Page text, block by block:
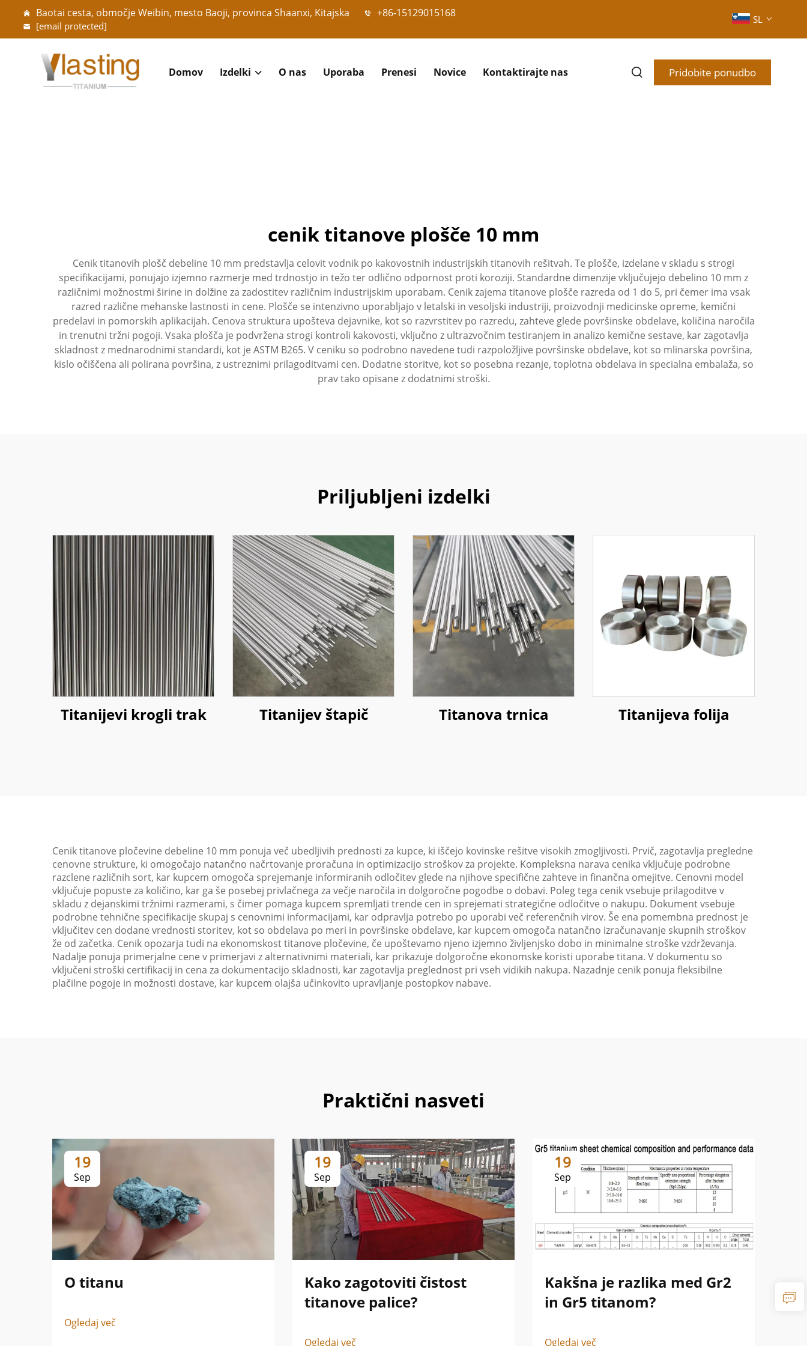
Baotai cesta, območje Weibin, mesto Baoji, provinca Shaanxi, Kitajska +86-15129015168
[email protected]
SL
Domov Izdelki O nas Uporaba Prenesi Novice Kontaktirajte nas Pridobite ponudbo
cenik titanove plošče 10 mm
Cenik titanovih plošč debeline 10 mm predstavlja celovit vodnik po kakovostnih industrijskih titanovih rešitvah. Te plošče, izdelane v skladu s strogi
specifikacijami, ponujajo izjemno razmerje med trdnostjo in težo ter odlično odpornost proti koroziji. Standardne dimenzije vključujejo debelino 10 mm z
različnimi možnostmi širine in dolžine za zadostitev različnim industrijskim uporabam. Cenik zajema titanove plošče razreda od 1 do 5, pri čemer ima vsak
razred različne mehanske lastnosti in cene. Plošče se intenzivno uporabljajo v letalski in vesoljski industriji, proizvodnji medicinske opreme, kemični
predelavi in pomorskih aplikacijah. Cenova struktura upošteva dejavnike, kot so razvrstitev po razredu, zahteve glede površinske obdelave, količina naročila
in trenutni tržni pogoji. Vsaka plošča je podvržena strogi kontroli kakovosti, vključno z ultrazvočnim testiranjem in analizo kemične sestave, kar zagotavlja
skladnost z mednarodnimi standardi, kot je ASTM B265. V ceniku so podrobno navedene tudi razpoložljive površinske obdelave, kot so mlinarska površina,
kislo očiščena ali polirana površina, z ustreznimi prilagoditvami cen. Dodatne storitve, kot so posebna rezanje, toplotna obdelava in specialna embalaža, so
prav tako opisane z dodatnimi stroški.
Priljubljeni izdelki
Titanijevi krogli trak Titanijev štapič Titanova trnica Titanijeva folija
Cenik titanove pločevine debeline 10 mm ponuja več ubedljivih prednosti za kupce, ki iščejo kovinske rešitve visokih zmogljivosti. Prvič, zagotavlja pregledne
cenovne strukture, ki omogočajo natančno načrtovanje proračuna in optimizacijo stroškov za projekte. Kompleksna narava cenika vključuje podrobne
razclene različnih sort, kar kupcem omogoča sprejemanje informiranih odločitev glede na njihove specifične zahteve in finančna omejitve. Cenovni model
vključuje popuste za količino, kar ga še posebej privlačnega za večje naročila in dolgoročne pogodbe o dobavi. Poleg tega cenik vsebuje prilagoditve v
skladu z dejanskimi tržnimi razmerami, s čimer pomaga kupcem spremljati trende cen in sprejemati strategične odločitve o nakupu. Dokument vsebuje
podrobne tehnične specifikacije skupaj s cenovnimi informacijami, kar odpravlja potrebo po uporabi več referenčnih virov. Še ena pomembna prednost je
vključitev cen dodane vrednosti storitev, kot so obdelava po meri in površinske obdelave, kar kupcem omogoča natančno izračunavanje skupnih stroškov
že od začetka. Cenik opozarja tudi na ekonomskost titanove pločevine, če upoštevamo njeno izjemno življenjsko dobo in minimalne stroške vzdrževanja.
Nadalje ponuja primerjalne cene v primerjavi z alternativnimi materiali, kar prikazuje dolgoročne ekonomske koristi uporabe titana. V dokumentu so
vključeni stroški certifikacij in cena za dokumentacijo skladnosti, kar zagotavlja preglednost pri vseh vidikih nakupa. Nazadnje cenik ponuja fleksibilne
plačilne pogoje in možnosti dostave, kar kupcem olajša učinkovito upravljanje postopkov nabave.
Praktični nasveti
19
Sep
O titanu
Ogledaj več
19
Sep
Kako zagotoviti čistost
titanove palice?
Ogledaj več
19
Sep
Kakšna je razlika med Gr2
in Gr5 titanom?
Ogledaj več